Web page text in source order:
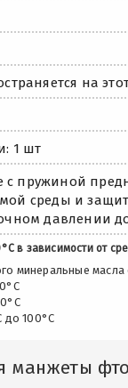
на
1 шт
пружиной
среды и
давлении
в зависимости от
минеральные
до 100°С
манжеты